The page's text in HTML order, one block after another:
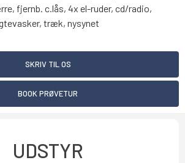
fjernb. c.lås, 4x el-ruder, cd/radio,
træk, nysynet
SKRIV TIL OS
BOOK PRØVETUR
UDSTYR